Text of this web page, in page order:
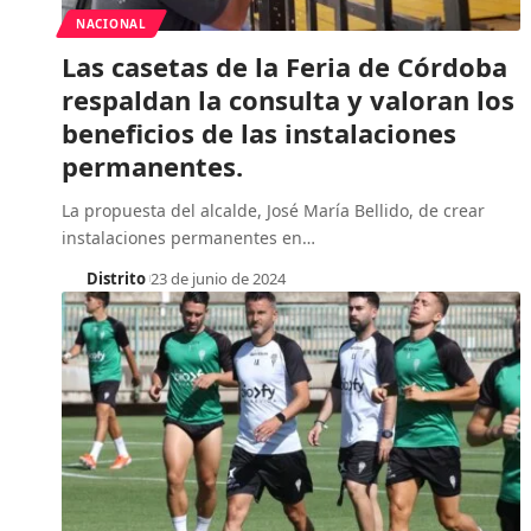
NACIONAL
Las casetas de la Feria de Córdoba
respaldan la consulta y valoran los
beneficios de las instalaciones
permanentes.
La propuesta del alcalde, José María Bellido, de crear
instalaciones permanentes en…
Distrito 23 de junio de 2024